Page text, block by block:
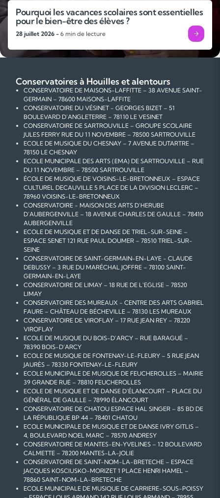
adultes, mon objectif a
curiosité, d'encourager mes
ma passion pour la langue
l'apprentissage soit un
Je suis également à l'aise
convient le mieux à mes
ce soit dans l'apprentissage
scolaire, la pratique de la
théorique de l'anglais, je suis
de mettre ma polyvalence et
votre disposition !
Pourquoi les vacances scolaires sont essentielles
pour le bien-être des élèves ?
28 juillet 2026 - 6 min de lecture
Conservatoires à Houilles et alentours
CONSERVATOIRE DE MAISONS-LAFFITTE – 38 AVENUE SAINT-
GERMAIN – 78600 MAISONS-LAFFITE
CONSERVATOIRE DU VÉSINET - GEORGES BIZET – 51
BOULEVARD D'ANGLETERRE – 78110 LE VESINET
CONSERVATOIRE DE SARTROUVILLE – GROUPE SCOLAIRE
JULES FERRY RUE DU 11 NOVEMBRE – 78500 SARTROUVILLE
ECOLE DE MUSIQUE DU CHESNAY – 7 AVENUE DUTARTRE –
78150 LE CHESNAY
ECOLE MUNICIPALE DES ARTS (EMA) DE SARTROUVILLE – RUE
DU 11 NOVEMBRE – 78500 SARTROUVILLE
ÉCOLE DE MUSIQUE DE VOISINS-LE-BRETONNEUX – ESPACE
CULTUREL DECAUVILLE 5 PLACE DE LA DIVISION LECLERC –
78960 VOISINS-LE-BRETONNEUX
CONSERVATOIRE - MAISON DES ARTS D'HERUBE
D'AUBERGENVILLE – 18 AVENUE CHARLES DE GAULLE – 78410
AUBERGENVILLE
ECOLE DE MUSIQUE ET DE DANSE DE TRIEL-SUR-SEINE –
ESPACE SENET 121 RUE PAUL DOUMER – 78510 TRIEL-SUR-
SEINE
CONSERVATOIRE DE SAINT-GERMAIN-EN-LAYE - CLAUDE
DEBUSSY – 3 RUE DU MARÉCHAL JOFFRE – 78100 SAINT-
GERMAIN-EN-LAYE
CONSERVATOIRE DE LIMAY – 18 RUE DE L'EGLISE – 78520
LIMAY
CONSERVATOIRE DES MUREAUX - CENTRE DES ARTS GABRIEL
FAURE – CHÂTEAU DE BÉCHEVILLE – 78130 LES MUREAUX
CONSERVATOIRE DE VIROFLAY – 17 RUE JEAN REY – 78220
VIROFLAY
ECOLE DE MUSIQUE DU BOIS-D'ARCY – RUE BARAGUÉ –
78390 BOIS-D'ARCY
ECOLE DE MUSIQUE DE FONTENAY-LE-FLEURY – 5 RUE JEAN
JAURÈS – 78330 FONTENAY-LE-FLEURY
ECOLE MUNICIPALE DE MUSIQUE DE FEUCHEROLLES – MAIRIE
39 GRANDE RUE – 78810 FEUCHEROLLES
ECOLE DE MUSIQUE ET DE DANSE D'ÉLANCOURT – PLACE DU
GÉNÉRAL DE GAULLE – 78990 ÉLANCOURT
CONSERVATOIRE DE CHATOU ESPACE HAL SINGER – 85 BD DE
LA RÉPUBLIQUE BP 44 – 78401 CHATOU
ECOLE MUNICIPALE DE MUSIQUE ET DE DANSE IVRY GITLIS –
4, BOULEVARD NOEL MARC – 78570 ANDRESY
CONSERVATOIRE DE MANTES-EN-YVELINES – 12 BOULEVARD
CALMETTE – 78200 MANTES-LA-JOLIE
CONSERVATOIRE DE SAINT-NOM-LA-BRETECHE – ESPACE
JACQUES KOSCIUSKO-MORIZET 1 PLACE HENRI HAMEL –
78860 SAINT-NOM-LA-BRETECHE
ECOLE MUNICIPALE DE MUSIQUE DE CARRIERE-SOUS-POISSY